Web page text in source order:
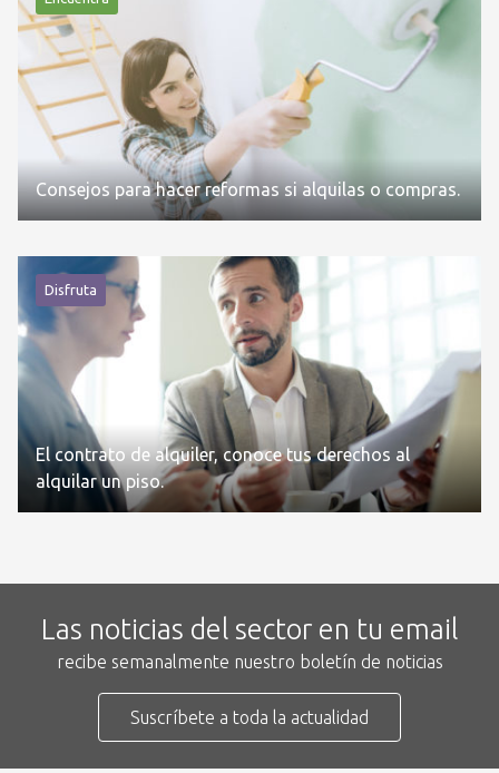
Consejos para hacer reformas si alquilas o compras.
Disfruta
El contrato de alquiler, conoce tus derechos al
alquilar un piso.
Las noticias del sector en tu email
recibe semanalmente nuestro boletín de noticias
Suscríbete a toda la actualidad